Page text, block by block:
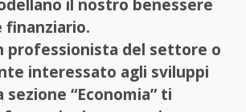
il nostro benessere
finanziario.
professionista del settore o
interessato agli sviluppi
sezione “Economia” ti